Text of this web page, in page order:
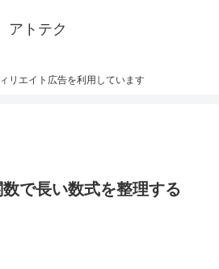
アトテク
リエイト広告を利用しています
数で長い数式を整理する